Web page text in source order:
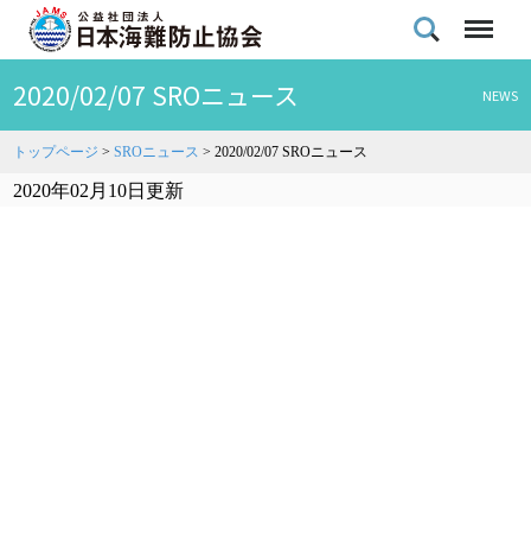
2020/02/07 SROニュース NEWS
トップページ >SROニュース >2020/02/07 SROニュース
2020年02月10日更新